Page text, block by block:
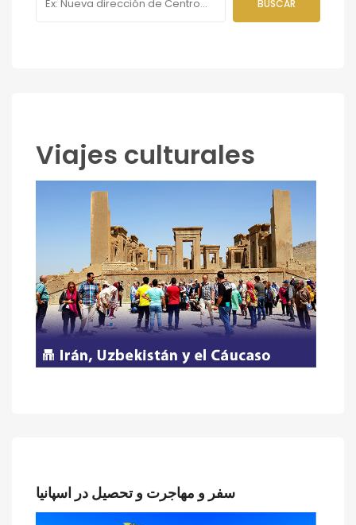
Viajes culturales
سفر و مهاجرت و تحصیل در اسپانیا